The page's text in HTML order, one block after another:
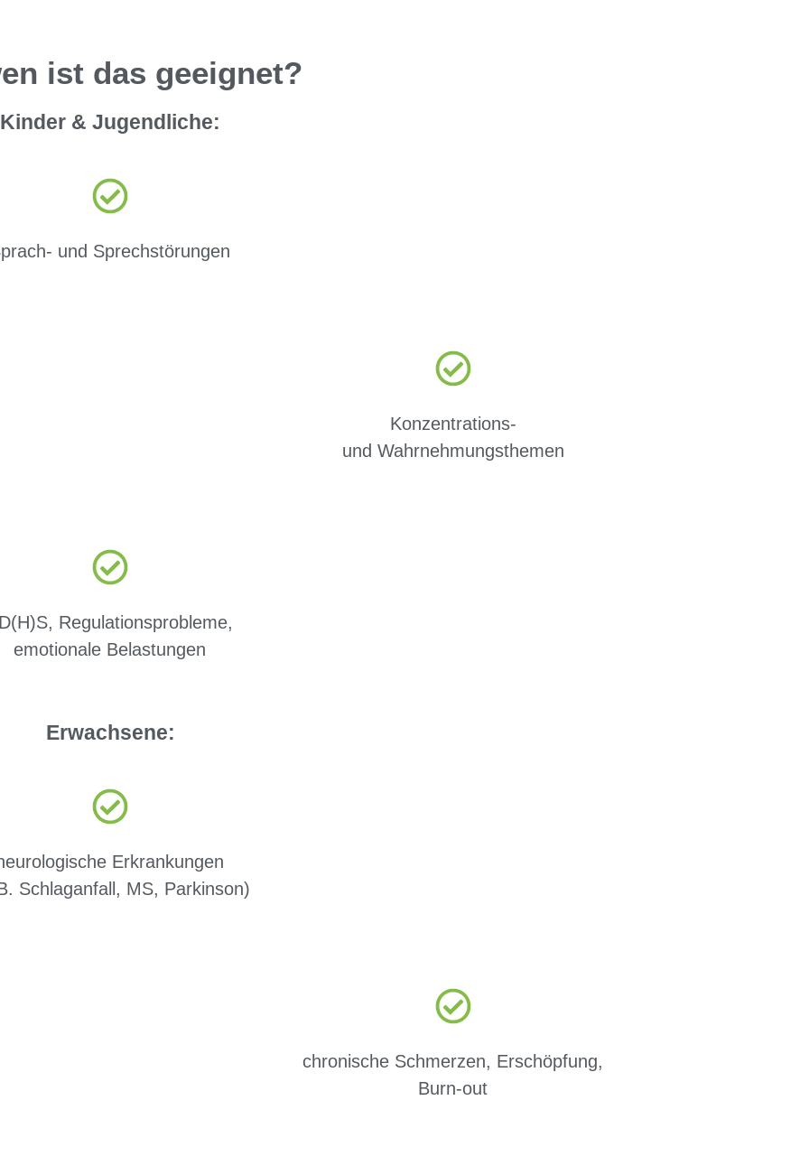
ist das geeignet?
Kinder & Jugendliche:
und Sprechstörungen
Konzentrations-
und Wahrnehmungsthemen
Regulationsprobleme,
emotionale Belastungen
Erwachsene:
Erkrankungen
Schlaganfall, MS, Parkinson)
chronische Schmerzen, Erschöpfung,
Burn-out